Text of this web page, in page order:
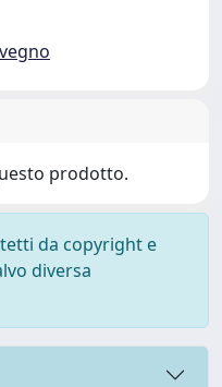
prodotto.
da copyright e
diversa